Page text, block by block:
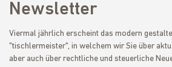
Newsletter
Viermal jährlich erscheint das modern
"tischlermeister", in welchem wir Sie über
aber auch über rechtliche und steuerliche